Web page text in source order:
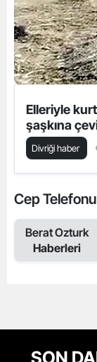
Elleriyle
şaşkına
Divriği haber
Cep
Berat Ozturk
Haberleri
SON